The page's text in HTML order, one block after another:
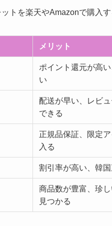
トを楽天やAmazonで購入
メリット
ポイント還元が高
い
配送が早い、レビ
できる
正規品保証、限定
入る
割引率が高い、韓
商品数が豊富、珍
見つかる